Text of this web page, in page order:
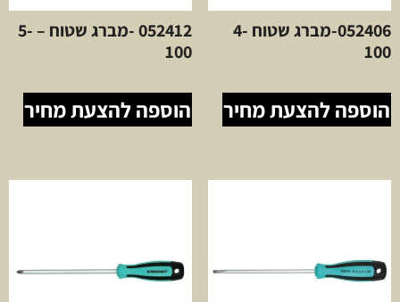
052406-מברג שטוח 4-
100
הוספה להצעת מחיר
052412 -מברג שטוח – 5-
100
הוספה להצעת מחיר